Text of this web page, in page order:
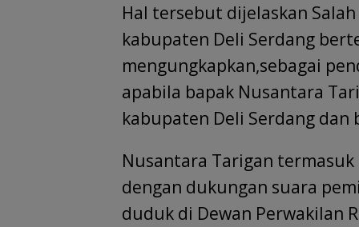
Hal tersebut dijelaskan
kabupaten Deli Serdang
mengungkapkan,sebagai
apabila bapak Nusantara
kabupaten Deli Serdang dan
Nusantara Tarigan
dengan dukungan suara
duduk di Dewan Perwakilan